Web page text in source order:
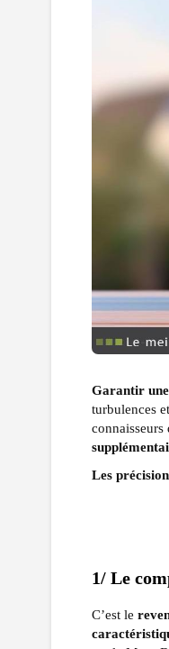
Garantir
turbulences
Les
1/ Le
C’est le